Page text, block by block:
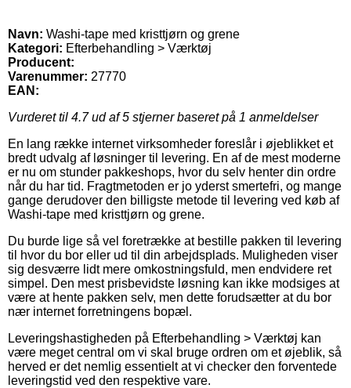
Navn: Washi-tape med kristtjørn og grene
Kategori: Efterbehandling > Værktøj
Producent:
Varenummer: 27770
EAN:
Vurderet til 4.7ud af 5 stjerner baseret på 1 anmeldelser
En lang række internet virksomheder foreslår i øjeblikket et
bredt udvalg af løsninger til levering. En af de mest moderne
er nu om stunder pakkeshops, hvor du selv henter din ordre
når du har tid. Fragtmetoden er jo yderst smertefri, og mange
gange derudover den billigste metode til levering ved køb af
Washi-tape med kristtjørn og grene.
Du burde lige så vel foretrække at bestille pakken til levering
til hvor du bor eller ud til din arbejdsplads. Muligheden viser
sig desværre lidt mere omkostningsfuld, men endvidere ret
simpel. Den mest prisbevidste løsning kan ikke modsiges at
være at hente pakken selv, men dette forudsætter at du bor
nær internet forretningens bopæl.
Leveringshastigheden på Efterbehandling > Værktøj kan
være meget central om vi skal bruge ordren om et øjeblik, så
herved er det nemlig essentielt at vi checker den forventede
leveringstid ved den respektive vare.